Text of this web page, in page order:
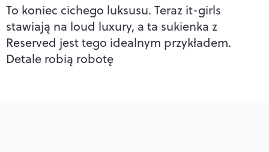
To koniec cichego luksusu. Teraz it-girls
stawiają na loud luxury, a ta sukienka z
Reserved jest tego idealnym przykładem.
Detale robią robotę